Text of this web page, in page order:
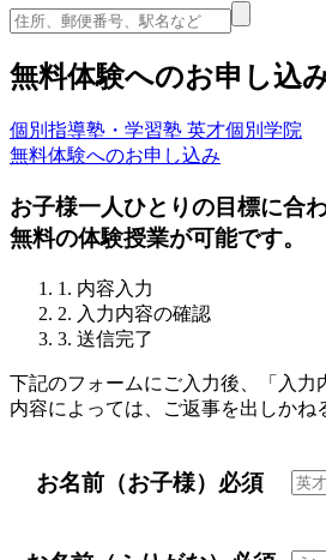
無料体験へのお申し込
個別指導塾・学習塾 英才個別学院
無料体験へのお申し込み
お子様一人ひとりの目標に合
無料の体験授業が可能です。
1. 内容入力
2. 入力内容の確認
3. 送信完了
下記のフォームにご入力後、「入力
内容によっては、ご返事を出しかね
お名前（お子様） 必須